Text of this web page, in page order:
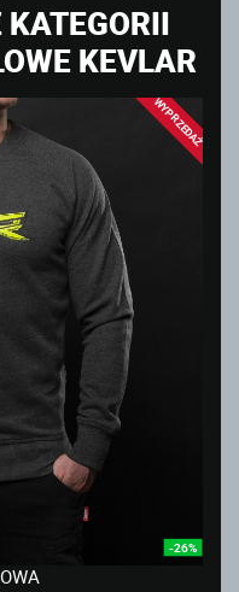
KEVLAR
WYPRZEDAŻ
-26%